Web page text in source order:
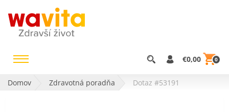
€0,00 0
Domov Zdravotná poradňa Dotaz #53191